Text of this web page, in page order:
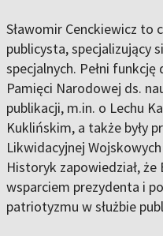
Sławomir Cenckiewicz to
publicysta, specjalizujący
specjalnych. Pełni
Pamięci Narodowej ds.
publikacji, m.in. o Lechu
Kuklińskim, a także były
Likwidacyjnej
Historyk zapowiedział,
wsparciem prezydenta i
patriotyzmu w służbie